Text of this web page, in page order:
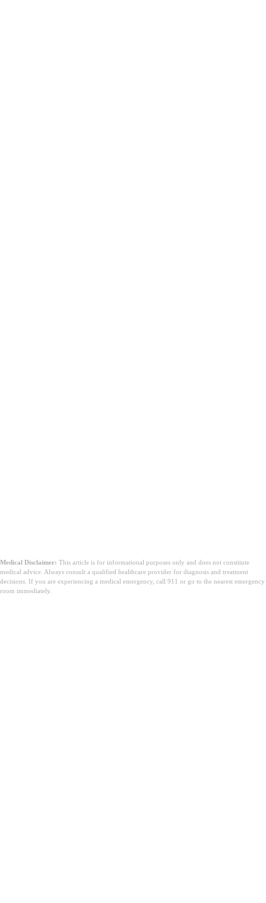
Medical Disclaimer: This article is for informational purposes only and does not constitute
medical advice. Always consult a qualified healthcare provider for diagnosis and treatment
decisions. If you are experiencing a medical emergency, call 911 or go to the nearest emergency
room immediately.